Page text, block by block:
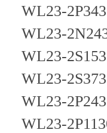
WL23-
WL23-
WL23-
WL23-
WL23-
WL23-